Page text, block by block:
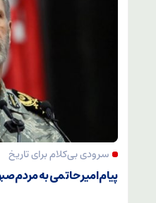
سرودی بی‌کلام برای تاریخ
پیام امیر حاتمی به مردم